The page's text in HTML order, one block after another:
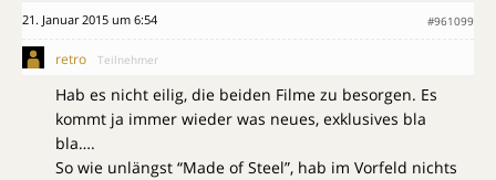
21. Januar 2015 um 6:54 #961099
retro Teilnehmer
Hab es nicht eilig, die beiden Filme zu besorgen. Es
kommt ja immer wieder was neues, exklusives bla
bla….
So wie unlängst “Made of Steel”, hab im Vorfeld nichts